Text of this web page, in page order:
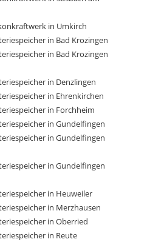
in Umkirch
in Bad Krozingen
in Bad Krozingen
in Denzlingen
in Ehrenkirchen
in Forchheim
in Gundelfingen
in Gundelfingen
in Gundelfingen
in Heuweiler
in Merzhausen
in Oberried
in Reute